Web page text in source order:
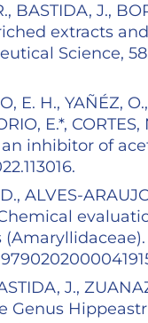
BASTIDA, J.,
extracts
Science,
E. H., YAÑÉZ,
E.*,
inhibitor of
ALVES-
Chemical
J.,